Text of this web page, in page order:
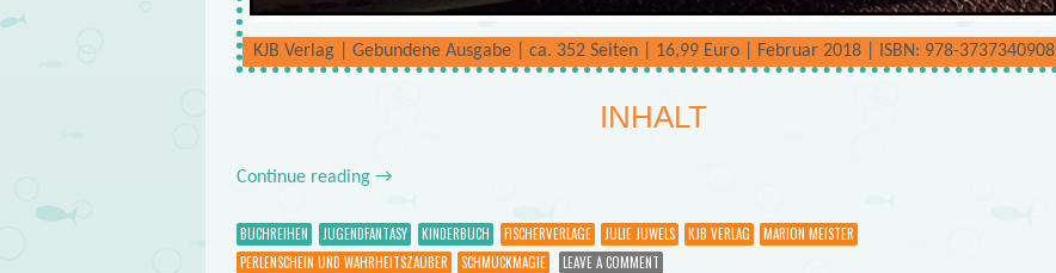
KJB Verlag | Gebundene Ausgabe | ca. 352 Seiten | 16,99 Euro | Februar 2018 | ISBN: 978-3737340908
INHALT
Continue reading →
BUCHREIHEN JUGENDFANTASY KINDERBUCH FISCHERVERLAGE JULIE JUWELS KJB VERLAG
MARION MEISTER
PERLENSCHEIN UND WAHRHEITSZAUBER
SCHMUCKMAGIE LEAVE A COMMENT